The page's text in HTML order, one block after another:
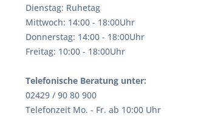
Dienstag: Ruhetag
Mittwoch: 14:00 - 18:00Uhr
Donnerstag: 14:00 - 18:00Uhr
Freitag: 10:00 - 18:00Uhr
Telefonische Beratung unter:
02429 / 90 80 900
Telefonzeit Mo. - Fr. ab 10:00 Uhr